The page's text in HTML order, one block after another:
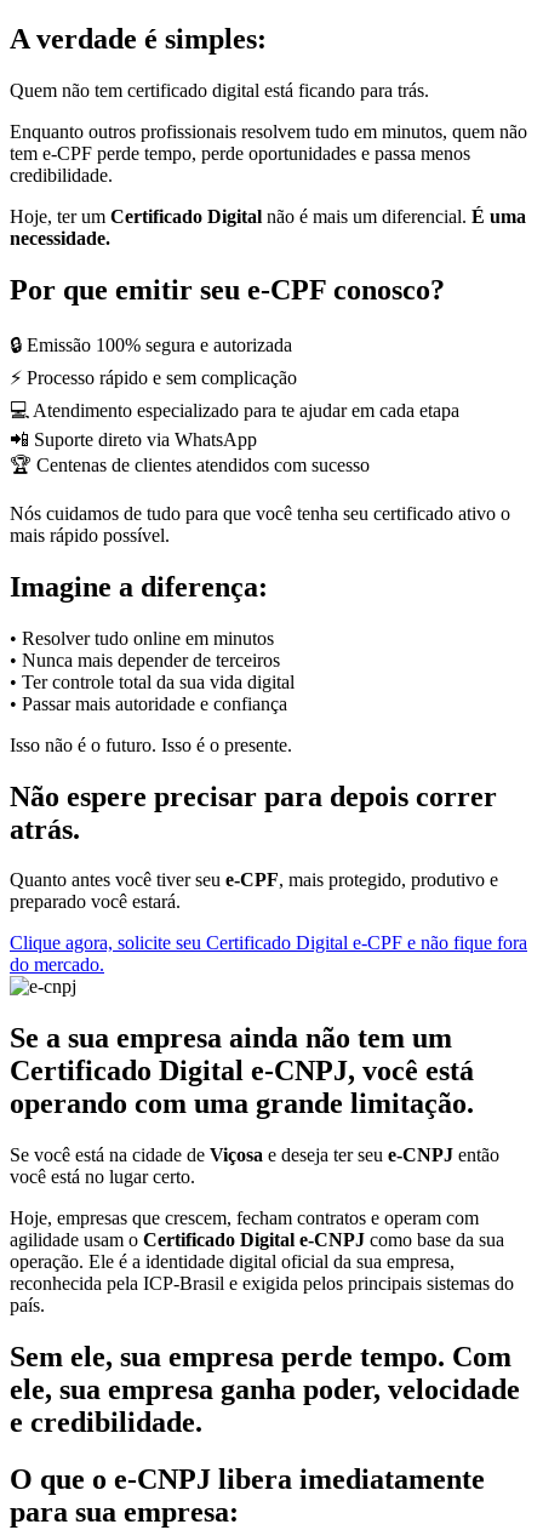
A verdade é simples:
Quem não tem certificado digital está ficando para trás.
Enquanto outros profissionais resolvem tudo em minutos, quem não
tem e-CPF perde tempo, perde oportunidades e passa menos
credibilidade.
Hoje, ter um Certificado Digital não é mais um diferencial. É uma
necessidade.
Por que emitir seu e-CPF conosco?
🔒 Emissão 100% segura e autorizada
⚡ Processo rápido e sem complicação
💻 Atendimento especializado para te ajudar em cada etapa
📲 Suporte direto via WhatsApp
🏆 Centenas de clientes atendidos com sucesso
Nós cuidamos de tudo para que você tenha seu certificado ativo o
mais rápido possível.
Imagine a diferença:
• Resolver tudo online em minutos
• Nunca mais depender de terceiros
• Ter controle total da sua vida digital
• Passar mais autoridade e confiança
Isso não é o futuro. Isso é o presente.
Não espere precisar para depois correr
atrás.
Quanto antes você tiver seu e-CPF, mais protegido, produtivo e
preparado você estará.
Clique agora, solicite seu Certificado Digital e-CPF e não fique fora
do mercado.
Se a sua empresa ainda não tem um
Certificado Digital e-CNPJ, você está
operando com uma grande limitação.
Se você está na cidade de Viçosa e deseja ter seu e-CNPJ então
você está no lugar certo.
Hoje, empresas que crescem, fecham contratos e operam com
agilidade usam o Certificado Digital e-CNPJ como base da sua
operação. Ele é a identidade digital oficial da sua empresa,
reconhecida pela ICP-Brasil e exigida pelos principais sistemas do
país.
Sem ele, sua empresa perde tempo. Com
ele, sua empresa ganha poder, velocidade
e credibilidade.
O que o e-CNPJ libera imediatamente
para sua empresa: